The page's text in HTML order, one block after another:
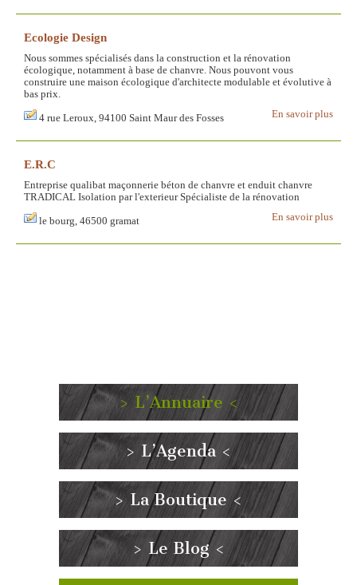
Ecologie Design
Nous sommes spécialisés dans la construction et la rénovation
écologique, notamment à base de chanvre. Nous pouvont vous
construire une maison écologique d'architecte modulable et évolutive à
bas prix.
En savoir plus
4 rue Leroux, 94100 Saint Maur des Fosses
E.R.C
Entreprise qualibat maçonnerie béton de chanvre et enduit chanvre
TRADICAL Isolation par l'exterieur Spécialiste de la rénovation
En savoir plus
le bourg, 46500 gramat
> L’Annuaire <
> L’Agenda <
> La Boutique <
> Le Blog <